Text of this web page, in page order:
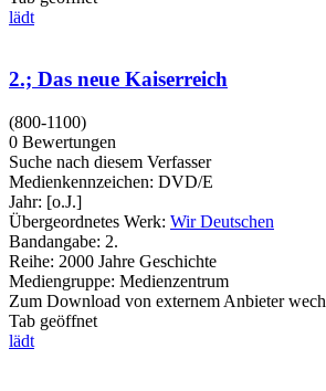
lädt
2.; Das neue Kaiserreich
(800-1100)
0 Bewertungen
Suche nach diesem Verfasser
Medienkennzeichen: DVD/E
Jahr: [o.J.]
Übergeordnetes Werk: Wir Deutschen
Bandangabe: 2.
Reihe: 2000 Jahre Geschichte
Mediengruppe: Medienzentrum
Zum Download von externem Anbieter
Tab geöffnet
lädt